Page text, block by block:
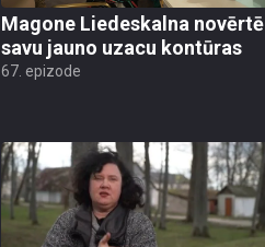
Magone Liedeskalna novērtē
savu jauno uzacu kontūras
67. epizode